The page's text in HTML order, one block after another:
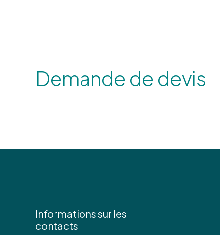
Demande de devis
Informations sur les
contacts